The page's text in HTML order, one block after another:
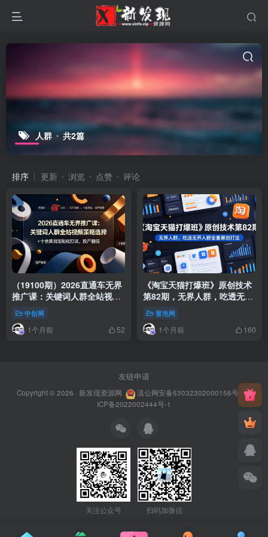
人群 共2篇
排序 更新 浏览 点赞 评论
（19100期）2026直通车无界
推广课：关键词人群全站视频
策略选择+十余类目定制化打
法，投产翻倍
中创网
1个月前 52
《淘宝天猫打爆班》原创技术
第82期，无界人群，吃透无界
人群全套原创打法
冒泡网
1个月前 160
友链申请
Copyright © 2026 · 新发现资源网 滇公网安备53032302000156号
滇
ICP备2022002444号-1
关注公众号 扫码加微信